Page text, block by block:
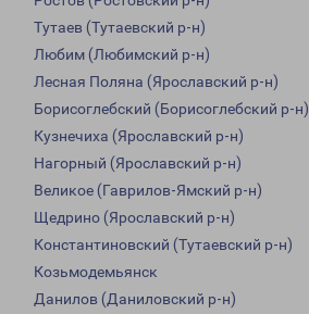
Тутаев (Тутаевский р-н)
Любим (Любимский р-н)
Лесная Поляна (Ярославский р-н)
Борисоглебский (Борисоглебский р-н)
Кузнечиха (Ярославский р-н)
Нагорный (Ярославский р-н)
Великое (Гаврилов-Ямский р-н)
Щедрино (Ярославский р-н)
Константиновский (Тутаевский р-н)
Козьмодемьянск
Данилов (Даниловский р-н)